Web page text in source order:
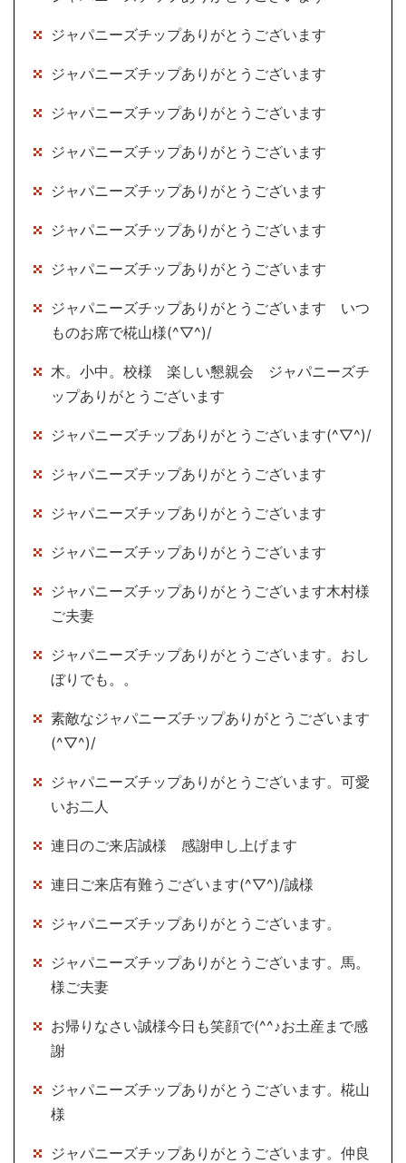
ジャパニーズチップありがとうございます
ジャパニーズチップありがとうございます
ジャパニーズチップありがとうございます
ジャパニーズチップありがとうございます
ジャパニーズチップありがとうございます
ジャパニーズチップありがとうございます
ジャパニーズチップありがとうございます
ジャパニーズチップありがとうございます いつ
ものお席で椛山様(^▽^)/
木。小中。校様 楽しい懇親会 ジャパニーズチ
ップありがとうございます
ジャパニーズチップありがとうございます(^▽^)/
ジャパニーズチップありがとうございます
ジャパニーズチップありがとうございます
ジャパニーズチップありがとうございます
ジャパニーズチップありがとうございます木村様
ご夫妻
ジャパニーズチップありがとうございます。おし
ぼりでも。。
素敵なジャパニーズチップありがとうございます
(^▽^)/
ジャパニーズチップありがとうございます。可愛
いお二人
連日のご来店誠様 感謝申し上げます
連日ご来店有難うございます(^▽^)/誠様
ジャパニーズチップありがとうございます。
ジャパニーズチップありがとうございます。馬。
様ご夫妻
お帰りなさい誠様今日も笑顔で(^^♪お土産まで感
謝
ジャパニーズチップありがとうございます。椛山
様
ジャパニーズチップありがとうございます。仲良